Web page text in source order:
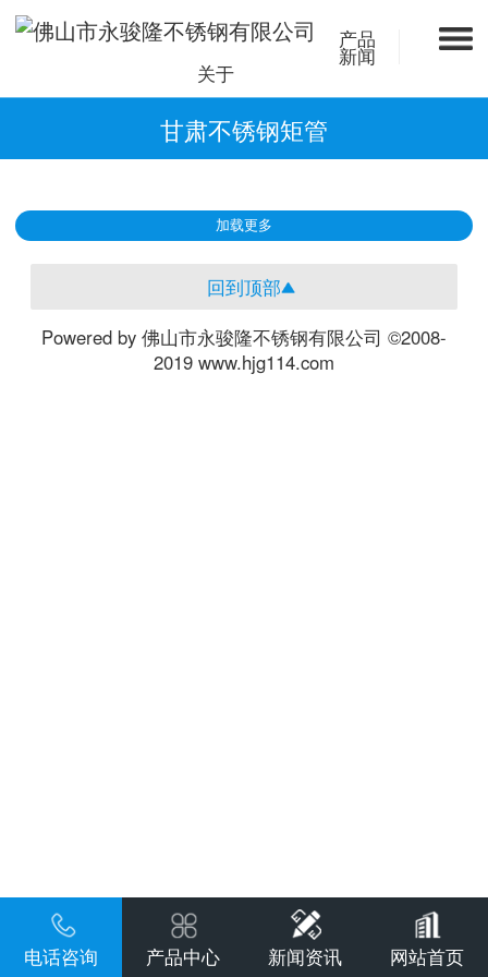
产品
新闻
关于
甘肃不锈钢矩管
加载更多
回到顶部
Powered by 佛山市永骏隆不锈钢有限公司 ©2008-
2019 www.hjg114.com
电话咨询 产品中心 新闻资讯 网站首页